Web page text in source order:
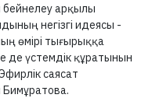
арқылы
негізгі идеясы -
өмірі тығырыққа
де үстемдік құратынын
саясат